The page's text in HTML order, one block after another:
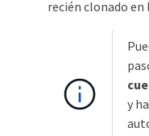
recién clonado en
y